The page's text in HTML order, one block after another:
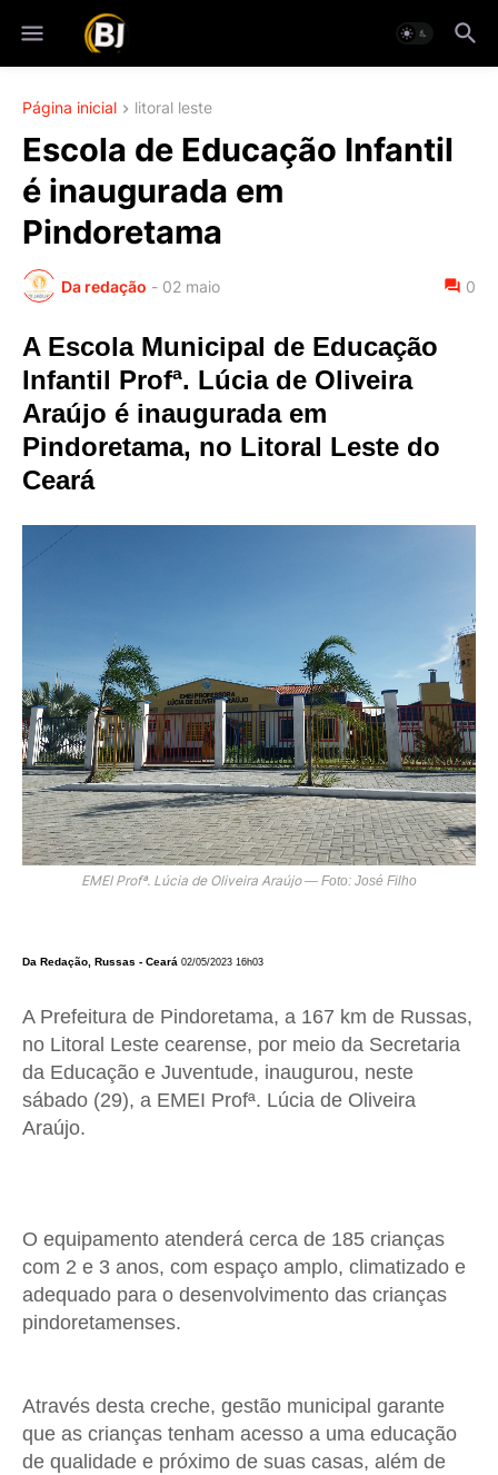
Página inicial litoral leste
Escola de Educação Infantil
é inaugurada em
Pindoretama
Da redação - 02 maio 0
A Escola Municipal de Educação
Infantil Profª. Lúcia de Oliveira
Araújo é inaugurada em
Pindoretama, no Litoral Leste do
Ceará
EMEI Profª. Lúcia de Oliveira Araújo— Foto: José Filho
Da Redação, Russas - Ceará 02/05/2023 16h03
A Prefeitura de Pindoretama, a 167 km de Russas,
no Litoral Leste cearense, por meio da Secretaria
da Educação e Juventude, inaugurou, neste
sábado (29), a EMEI Profª. Lúcia de Oliveira
Araújo.
O equipamento atenderá cerca de 185 crianças
com 2 e 3 anos, com espaço amplo, climatizado e
adequado para o desenvolvimento das crianças
pindoretamenses.
Através desta creche, gestão municipal garante
que as crianças tenham acesso a uma educação
de qualidade e próximo de suas casas, além de